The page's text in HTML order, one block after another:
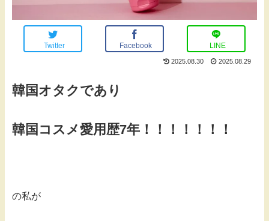
Twitter Facebook LINE
2025.08.30 2025.08.29
韓国オタクであり
韓国コスメ愛用歴7年！！！！！！！
の私が